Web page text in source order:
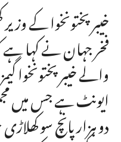
خیبر پختونخوا کے
فخر جہان نے کہا
ایونٹ ہے جس میں
دو ہزار پانچ سو